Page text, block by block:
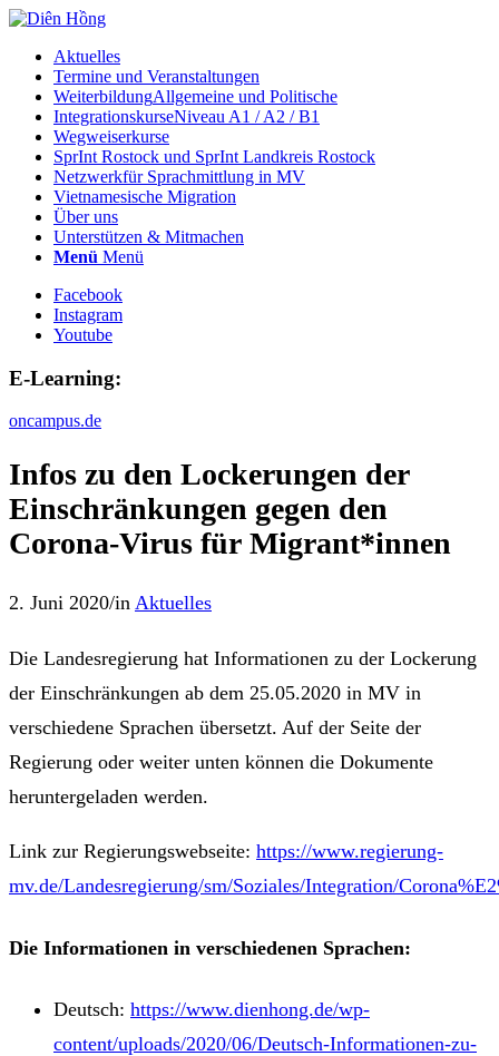
Aktuelles
Termine und Veranstaltungen
WeiterbildungAllgemeine und Politische
IntegrationskurseNiveau A1 / A2 / B1
Wegweiserkurse
SprInt Rostock und SprInt Landkreis Rostock
Netzwerkfür Sprachmittlung in MV
Vietnamesische Migration
Über uns
Unterstützen & Mitmachen
Menü Menü
Facebook
Instagram
Youtube
E-Learning:
oncampus.de
Infos zu den Lockerungen der
Einschränkungen gegen den
Corona-Virus für Migrant*innen
2. Juni 2020/in Aktuelles
Die Landesregierung hat Informationen zu der Lockerung
der Einschränkungen ab dem 25.05.2020 in MV in
verschiedene Sprachen übersetzt. Auf der Seite der
Regierung oder weiter unten können die Dokumente
heruntergeladen werden.
Link zur Regierungswebseite: https://www.regierung-
mv.de/Landesregierung/sm/Soziales/Integration/
Die Informationen in verschiedenen Sprachen:
Deutsch: https://www.dienhong.de/wp-
content/uploads/2020/06/Deutsch-Informationen-zu-